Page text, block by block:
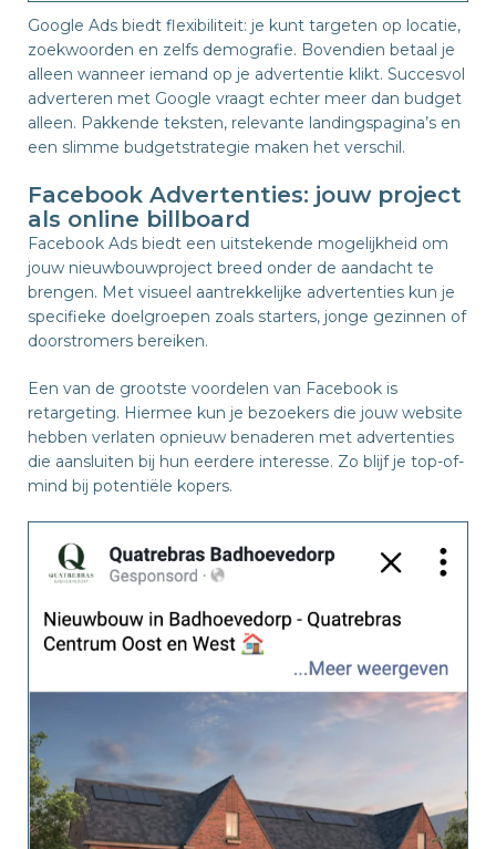
Google Ads biedt flexibiliteit: je kunt targeten op locatie,
zoekwoorden en zelfs demografie. Bovendien betaal je
alleen wanneer iemand op je advertentie klikt. Succesvol
adverteren met Google vraagt echter meer dan budget
alleen. Pakkende teksten, relevante landingspagina’s en
een slimme budgetstrategie maken het verschil.
Facebook Advertenties: jouw project
als online billboard
Facebook Ads biedt een uitstekende mogelijkheid om
jouw nieuwbouwproject breed onder de aandacht te
brengen. Met visueel aantrekkelijke advertenties kun je
specifieke doelgroepen zoals starters, jonge gezinnen of
doorstromers bereiken.
Een van de grootste voordelen van Facebook is
retargeting. Hiermee kun je bezoekers die jouw website
hebben verlaten opnieuw benaderen met advertenties
die aansluiten bij hun eerdere interesse. Zo blijf je top-of-
mind bij potentiële kopers.